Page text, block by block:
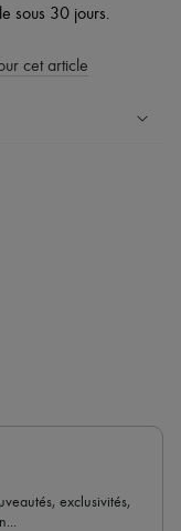
sous 30 jours.
cet article
de 100 pays
toujours offerts
LVMH
exclusivités,